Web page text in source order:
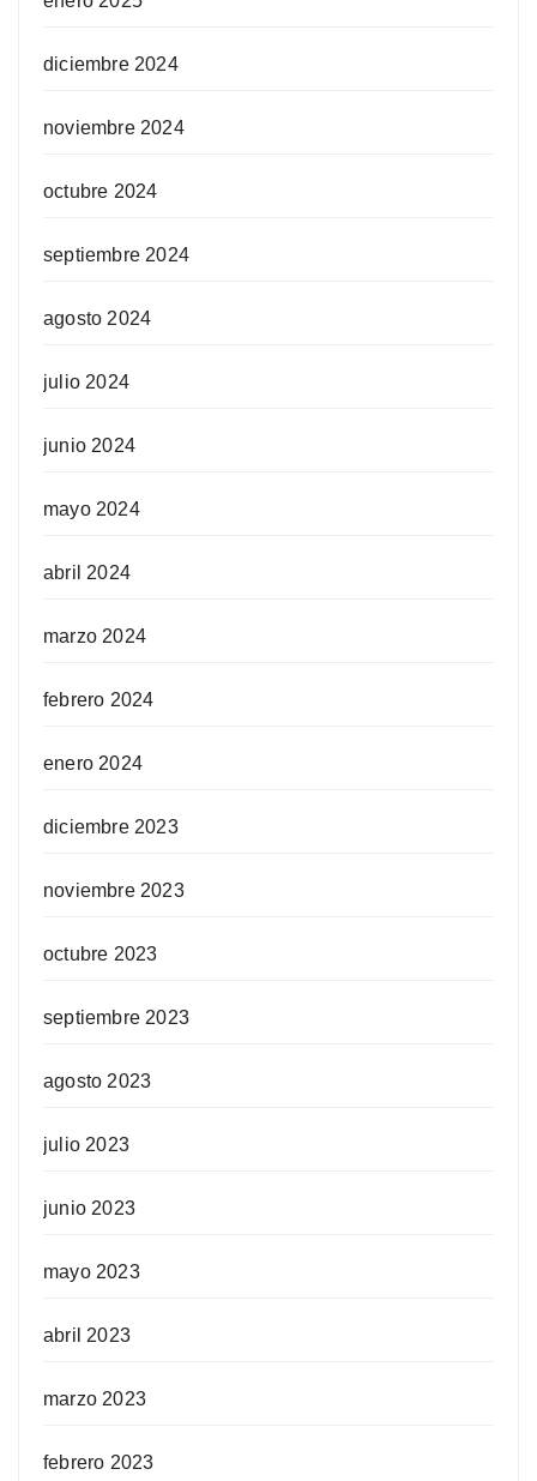
diciembre 2024
noviembre 2024
octubre 2024
septiembre 2024
agosto 2024
julio 2024
junio 2024
mayo 2024
abril 2024
marzo 2024
febrero 2024
enero 2024
diciembre 2023
noviembre 2023
octubre 2023
septiembre 2023
agosto 2023
julio 2023
junio 2023
mayo 2023
abril 2023
marzo 2023
febrero 2023